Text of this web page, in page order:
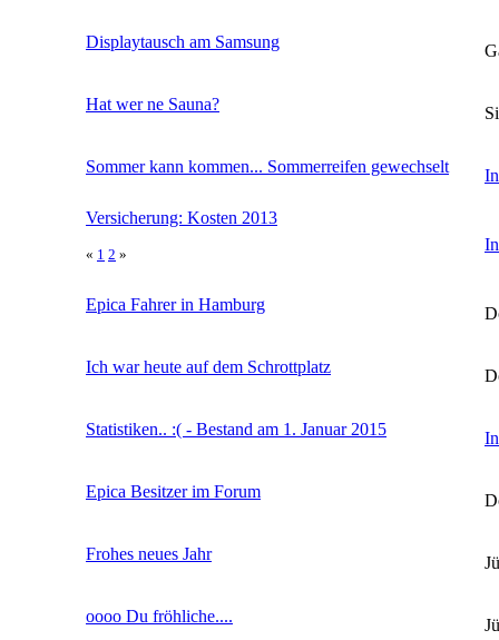
Displaytausch am Samsung
Hat wer ne Sauna?
Sommer kann kommen... Sommerreifen gewechselt
Versicherung: Kosten 2013
« 1 2 »
Epica Fahrer in Hamburg
Ich war heute auf dem Schrottplatz
Statistiken.. :( - Bestand am 1. Januar 2015
Epica Besitzer im Forum
Frohes neues Jahr
oooo Du fröhliche....